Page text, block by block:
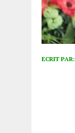
ECRIT PAR: